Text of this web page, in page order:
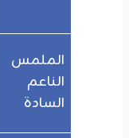
الملمس
الناعم
السادة